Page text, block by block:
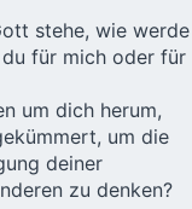
stehe, wie werde
für mich oder für
um dich herum,
um die
deiner
zu denken?